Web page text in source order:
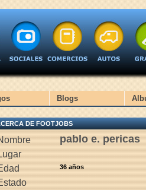
Blogs
DE FOOTJOBS
pablo e. pericas
36 años